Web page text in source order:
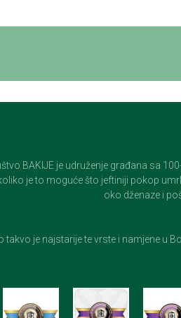
BAKIJE je udruženje građana sa
je to moguće što jeftiniji pokop
oko dženaze i
takvo je najstarije te vrste i namjene u